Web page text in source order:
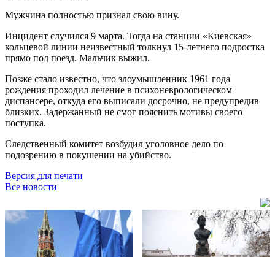
Мужчина полностью признал свою вину.
Инцидент случился 9 марта. Тогда на станции «Киевская»
кольцевой линии неизвестный толкнул 15-летнего подростка
прямо под поезд. Мальчик выжил.
Позже стало известно, что злоумышленник 1961 года
рождения проходил лечение в психоневрологическом
диспансере, откуда его выписали досрочно, не предупредив
близких. Задержанный не смог пояснить мотивы своего
поступка.
Следственный комитет возбудил уголовное дело по
подозрению в покушении на убийство.
Версия для печати
Все новости